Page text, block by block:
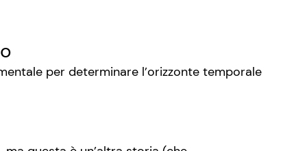
per determinare l’orizzonte temporale